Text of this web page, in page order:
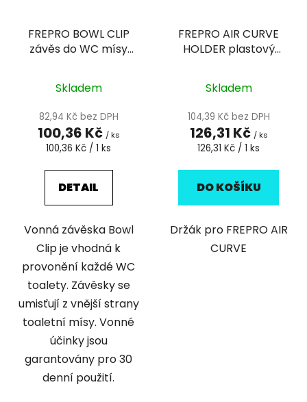
FREPRO BOWL CLIP
závěs do WC mísy
Skladem
82,94 Kč bez DPH
100,36 Kč / ks
Měrná
100,36 Kč / 1 ks
DETAIL
Vonná závěska Bowl
Clip je vhodná k
provonění každé WC
toalety. Závěsky se
umisťují z vnější strany
toaletní mísy. Vonné
účinky jsou
garantovány pro 30
denní použití.
FREPRO AIR CURVE
HOLDER plastový
Skladem
104,39 Kč bez DPH
126,31 Kč / ks
Měrná
126,31 Kč / 1 ks
DO KOŠÍKU
Držák pro FREPRO AIR
CURVE